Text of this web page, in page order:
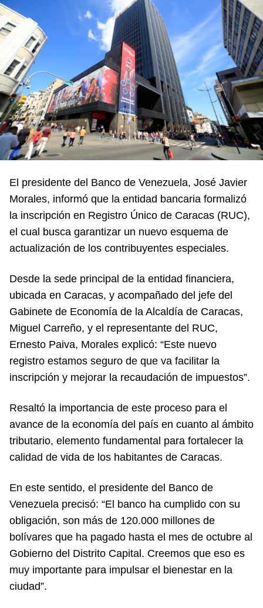
El presidente del Banco de Venezuela, José Javier
Morales, informó que la entidad bancaria formalizó
la inscripción en Registro Único de Caracas (RUC),
el cual busca garantizar un nuevo esquema de
actualización de los contribuyentes especiales.
Desde la sede principal de la entidad financiera,
ubicada en Caracas, y acompañado del jefe del
Gabinete de Economía de la Alcaldía de Caracas,
Miguel Carreño, y el representante del RUC,
Ernesto Paiva, Morales explicó: “Este nuevo
registro estamos seguro de que va facilitar la
inscripción y mejorar la recaudación de impuestos”.
Resaltó la importancia de este proceso para el
avance de la economía del país en cuanto al ámbito
tributario, elemento fundamental para fortalecer la
calidad de vida de los habitantes de Caracas.
En este sentido, el presidente del Banco de
Venezuela precisó: “El banco ha cumplido con su
obligación, son más de 120.000 millones de
bolívares que ha pagado hasta el mes de octubre al
Gobierno del Distrito Capital. Creemos que eso es
muy importante para impulsar el bienestar en la
ciudad”.